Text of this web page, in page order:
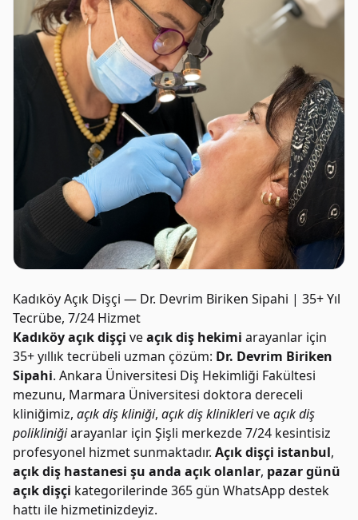
Kadıköy Açık Dişçi — Dr. Devrim Biriken Sipahi | 35+ Yıl
Tecrübe, 7/24 Hizmet
Kadıköy açık dişçi veaçık diş hekimi arayanlar için
35+ yıllık tecrübeli uzman çözüm: Dr. Devrim Biriken
Sipahi. Ankara Üniversitesi Diş Hekimliği Fakültesi
mezunu, Marmara Üniversitesi doktora dereceli
kliniğimiz, açık diş kliniği, açık diş klinikleriveaçık diş
polikliniğiarayanlar için Şişli merkezde 7/24 kesintisiz
profesyonel hizmet sunmaktadır. Açık dişçi istanbul,
açık diş hastanesi şu anda açık olanlar, pazar günü
açık dişçi kategorilerinde 365 gün WhatsApp destek
hattı ile hizmetinizdeyiz.